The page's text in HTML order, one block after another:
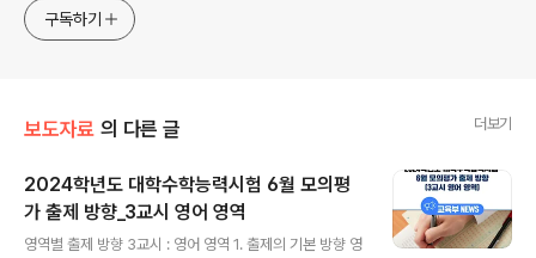
구독하기
보도자료 의 다른 글 더보기
2024학년도 대학수학능력시험 6월 모의평
가 출제 방향_3교시 영어 영역
영역별 출제 방향 3교시 : 영어 영역 1. 출제의 기본 방향 영